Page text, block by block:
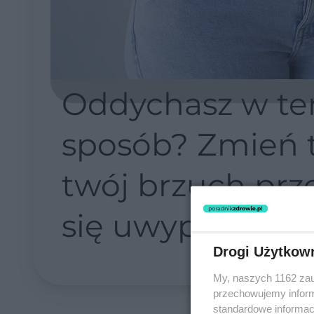
Oddychasz w
sposób? Zmień
twój brzuch
się uwypuklać
Drogi
My, naszych 1162
przechowujemy
standardowe